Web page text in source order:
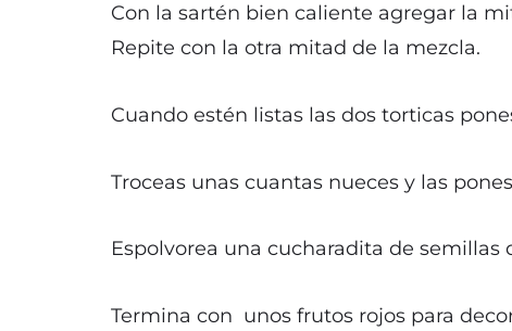
Con la sartén bien caliente agregar la
Repite con la otra mitad de la mezcla.
Cuando estén listas las dos torticas
Troceas unas cuantas nueces y las
Espolvorea una cucharadita de semillas
Termina con unos frutos rojos para